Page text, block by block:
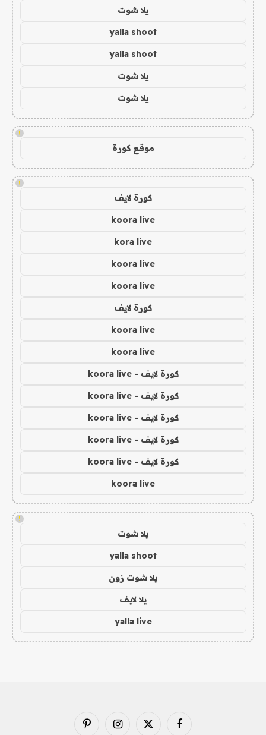
يلا شوت
yalla shoot
yalla shoot
يلا شوت
يلا شوت
!
موقع كورة
!
كورة لايف
koora live
kora live
koora live
koora live
كورة لايف
koora live
koora live
كورة لايف - koora live
كورة لايف - koora live
كورة لايف - koora live
كورة لايف - koora live
كورة لايف - koora live
koora live
!
يلا شوت
yalla shoot
يلا شوت زون
يلا لايف
yalla live
فيسبوك X الانستغرامبينتيريست